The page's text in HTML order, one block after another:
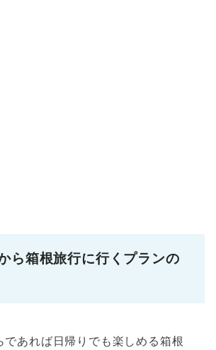
ら箱根旅行に行くプランの
であれば日帰りでも楽しめる箱根